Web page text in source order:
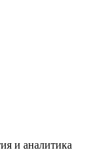
и аналитика